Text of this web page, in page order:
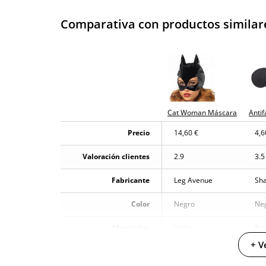
Garantías 3 años de
El martes 11 de
Comparativa con productos
Cat Woman Máscara
Precio
14,60 €
Valoración clientes 2.9 3.5
Fabricante Leg Avenue
Color Negro
+